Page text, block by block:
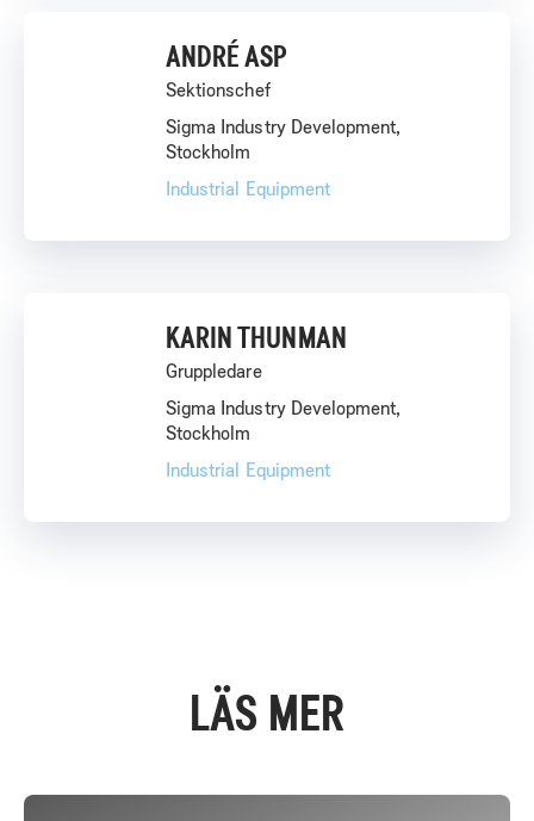
ANDRÉ ASP
Sektionschef
Sigma Industry Development,
Stockholm
Industrial Equipment
KARIN THUNMAN
Gruppledare
Sigma Industry Development,
Stockholm
Industrial Equipment
LÄS MER